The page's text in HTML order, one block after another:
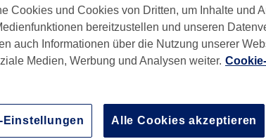
20 Min.Details anzeigen
Cookies und Cookies von Dritten, um Inhalte und
bereitzustellen und unseren
auch Informationen über die Nutzung unserer
Medien, Werbung und Analysen weiter. Cookie-
Einstellungen Alle Cookies akzeptieren